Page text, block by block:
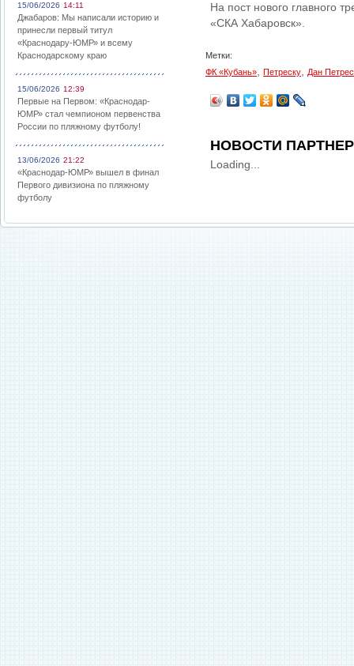
15/06/2026 14:11
Джабаров: Мы написали историю и
принесли первый титул
«Краснодару-ЮМР» и всему
Краснодарскому краю
15/06/2026 12:39
Первые на Первом: «Краснодар-
ЮМР» стал чемпионом первенства
России по пляжному футболу!
13/06/2026 21:22
«Краснодар-ЮМР» вышел в финал
Первого дивизиона по пляжному
футболу
На пост нового главного
«СКА Хабаровск».
Метки:
ФК «Кубань»
Петреску Дан
НОВОСТИ
Loading...